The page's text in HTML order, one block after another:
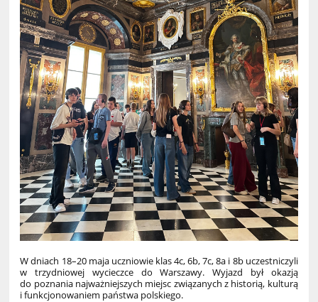
W dniach 18–20 maja uczniowie klas 4c, 6b, 7c, 8a i 8b uczestniczyli
w trzydniowej wycieczce do Warszawy. Wyjazd był okazją
do poznania najważniejszych miejsc związanych z historią, kulturą
i funkcjonowaniem państwa polskiego.